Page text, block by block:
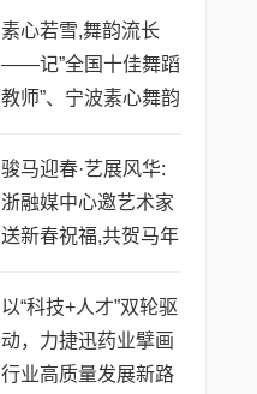
素心若雪,舞韵流长
——记”全国十佳舞蹈
教师”、宁波素心舞韵
骏马迎春·艺展风华:
浙融媒中心邀艺术家
送新春祝福,共贺马年
以“科技+人才”双轮驱
动，力捷迅药业擘画
行业高质量发展新路